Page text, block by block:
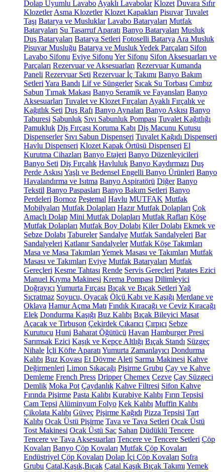
Dolap Uyumlu Lavabo Ayaklı Lavabolar Klozet Duvara Sıfır
Klozetler Asma Klozetler Klozet Kapakları Pisuvar Tuvalet
Taşı Batarya ve Musluklar Lavabo Bataryaları Mutfak
Bataryaları Su Tasarruf Aparatı Banyo Bataryaları Musluk
Duş Bataryaları Batarya Setleri Fotoselli Batarya Ara Musluk
Pisuvar Musluğu Batarya ve Musluk Yedek Parçaları Sifon
Lavabo Sifonu Eviye Sifonu Yer Sifonu Sifon Aksesuarları ve
Parçaları Rezervuar ve Aksesuarları Rezervuar Kumanda
Paneli Rezervuar Seti Rezervuar İç Takımı Banyo Bakım
Setleri Yara Bandı Lif ve Süngerler Sıcak Su Torbası Cımbız
Sabun Tırnak Makası Banyo Seramik ve Fayansları Banyo
Aksesuarları Tuvalet ve Klozet Fırçaları Ayaklı Fırçalık ve
Kağıtlık Seti Duş Rafı Banyo Aynaları Banyo Askısı Banyo
Taburesi Sabunluk Sıvı Sabunluk Pompası Tuvalet Kağıtlığı
Pamukluk Diş Fırçası Koruma Kabı Diş Macunu Kutusu
Dispenserler Sıvı Sabun Dispenseri Tuvalet Kağıdı Dispenseri
Havlu Dispenseri Klozet Kapak Örtüsü Dispenseri El
Kurutma Cihazları Banyo Etajeri Banyo Düzenleyicileri
Banyo Seti Diş Fırçalık Havluluk Banyo Kaydırmazı Duş
Perde Askısı Yaşlı ve Bedensel Engelli Banyo Ürünleri Banyo
Havalandırma ve Isıtma Banyo Aspiratörü Diğer Banyo
Tekstil Banyo Paspasları Banyo Bakım Setleri Banyo
Perdeleri Bornoz Peştemal Havlu MUTFAK Mutfak
Mobilyaları Mutfak Dolapları Hazır Mutfak Dolapları Çok
Amaçlı Dolap Mini Mutfak Dolapları Mutfak Rafları Köşe
Mutfak Dolapları Mutfak Boy Dolabı Kiler Dolabı Ekmek ve
Sebze Dolabı Tabureler Sandalye Mutfak Sandalyeleri Bar
Sandalyeleri Katlanır Sandalyeler Mutfak Köşe Takımları
Masa ve Masa Takımları Yemek Masası ve Takımları Mutfak
Masası ve Takımları Eviye Mutfak Bataryaları Mutfak
Gereçleri Kesme Tahtası Rende Servis Gereçleri Patates Ezici
Manuel Kıyma Makinesi Krema Pompası Dilimleyici
Doğrayıcı Yumurta Fırçası Bıçak ve Bıçak Setleri Yağ
Sıçratmaz Soyucu, Oyacak Ölçü Kabı ve Kaşığı Merdane ve
Oklava Hamur Açma Matı Fındık Kıracağı ve Ceviz Kıracağı
Elek Dondurma Kaşığı Buz Kalıbı Bıçak Bileyici Masat
Açacak ve Tirbuşon Çekirdek Çıkarıcı Çırpıcı Sebze
Kurutucu Huni Baharat Öğütücü Havan Hamburger Presi
Sarımsak Ezici Kaşık ve Kepçe Altlığı Bıçak Standı Süzgeç
Nihale İçli Köfte Aparatı Yumurta Zamanlayıcı Dondurma
Kalıbı Buz Kovası Et Dövme Aleti Sarma Makinesi Kahve
Değirmenleri Limon Sıkacağı Pişirme Grubu Çay ve Kahve
Demleme French Press Dripper Chemex Cezve Çay Süzgeci
Demlik Moka Pot Çaydanlık Kahve Filtresi Sifon Kahve
Fırında Pişirme Pasta Kalıbı Kurabiye Kalıbı Fırın Tepsisi
Cam Tepsi Alüminyum Folyo Kek Kalıbı Muffin Kalıbı
Çikolata Kalıbı Güveç Pişirme Kağıdı Pizza Tepsisi Tart
Kalıbı Ocak Üstü Pişirme Tava ve Tava Setleri Ocak Üstü
Tost Makinesi Ocak Üstü Sac Sahan Düdüklü Tencere
Tencere ve Tava Aksesuarları Tencere ve Tencere Setleri Çöp
Kovaları Banyo Çöp Kovaları Mutfak Çöp Kovaları
Endüstriyel Çöp Kovaları Dolap İçi Çöp Kovaları Sofra
Grubu Çatal,Kaşık,Bıçak Çatal Kaşık Bıçak Takımı Yemek